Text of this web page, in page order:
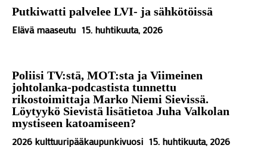
Putkiwatti palvelee LVI- ja sähkötöissä
Elävä maaseutu 15. huhtikuuta, 2026
Poliisi TV:stä, MOT:sta ja Viimeinen
johtolanka-podcastista tunnettu
rikostoimittaja Marko Niemi Sievissä.
Löytyykö Sievistä lisätietoa Juha Valkolan
mystiseen katoamiseen?
2026 kulttuuripääkaupunkivuosi 15. huhtikuuta, 2026